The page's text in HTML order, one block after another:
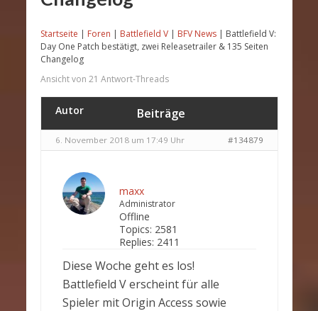
Startseite | Foren | Battlefield V | BFV News | Battlefield V:
Day One Patch bestätigt, zwei Releasetrailer & 135 Seiten
Changelog
Ansicht von 21 Antwort-Threads
Autor Beiträge
6. November 2018 um 17:49 Uhr #134879
maxx
Administrator
Offline
Topics: 2581
Replies: 2411
Diese Woche geht es los!
Battlefield V erscheint für alle
Spieler mit Origin Access sowie